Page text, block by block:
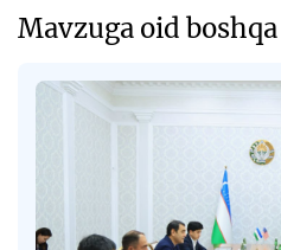
Mavzuga oid